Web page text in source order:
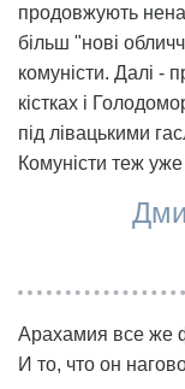
продовжують
більш "нові
комуністи. Далі -
кістках і
під лівацькими
Комуністи теж
Арахамия все же
И то, что он